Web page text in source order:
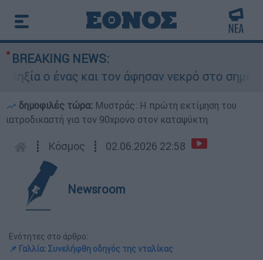
BREAKING NEWS:
ο ένας και τον άφησαν νεκρό στο σημείο
δημοφιλές τώρα: Μυστράς: Η πρώτη εκτίμηση του
ιατροδικαστή για τον 90χρονο στον καταψύκτη
┋ Κόσμος ┋ 02.06.2026 22:58
Newsroom
Ενότητες στο άρθρο:
📌 Γαλλία: Συνελήφθη οδηγός της νταλίκας